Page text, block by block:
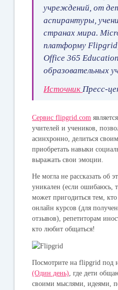
учреждений, от
аспирантуры,
странах мира.
платформу
Office 365
образовательных
Источник Пресс-
Сервис flipgrid.com
учителей и учеников,
асинхронно, делиться
приобретать навыки
выражать свои эмоции.
Не могла не рассказать об
уникален (если ошибаюсь,
может пригодиться тем,
онлайн курсов (для
отзывов), репетиторам
кто любит общаться!
Посмотрите на flipgrid под
(Один день), где дети
своими мыслями, идеями,